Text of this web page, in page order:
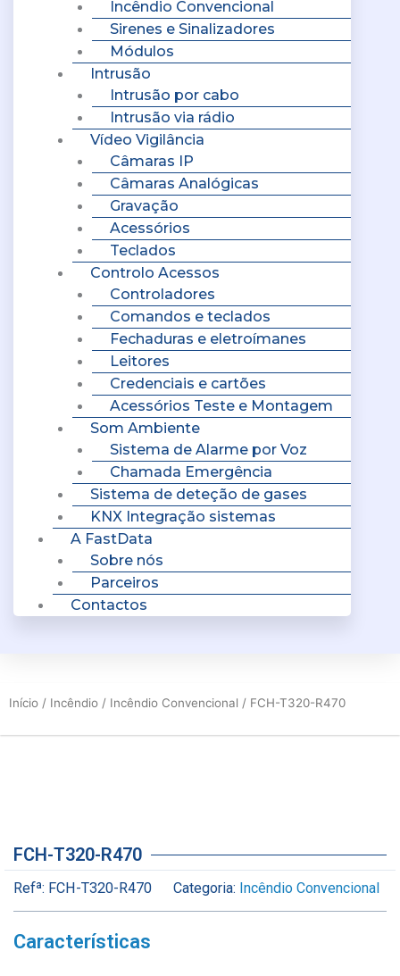
Incêndio Convencional
Sirenes e Sinalizadores
Módulos
Intrusão
Intrusão por cabo
Intrusão via rádio
Vídeo Vigilância
Câmaras IP
Câmaras Analógicas
Gravação
Acessórios
Teclados
Controlo Acessos
Controladores
Comandos e teclados
Fechaduras e eletroímanes
Leitores
Credenciais e cartões
Acessórios Teste e Montagem
Som Ambiente
Sistema de Alarme por Voz
Chamada Emergência
Sistema de deteção de gases
KNX Integração sistemas
A FastData
Sobre nós
Parceiros
Contactos
Início / Incêndio / Incêndio Convencional / FCH-T320-R470
FCH-T320-R470
Refª: FCH-T320-R470 Categoria: Incêndio Convencional
Características